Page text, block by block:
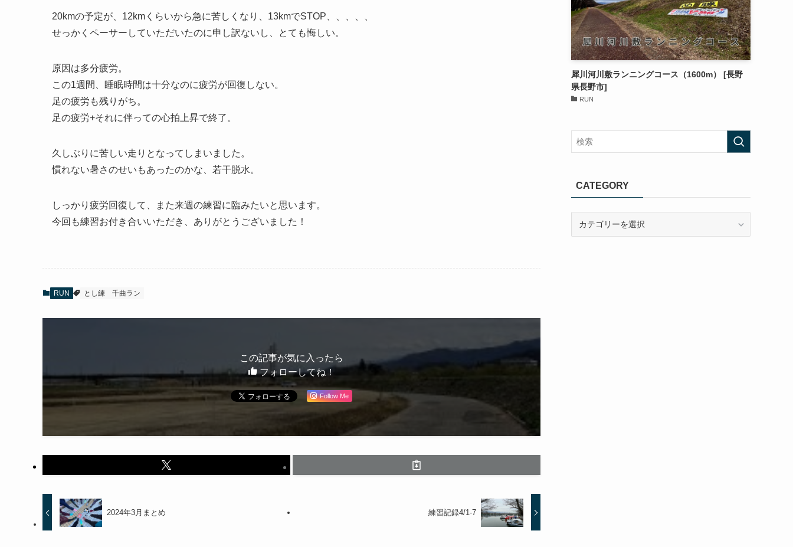
20kmの予定が、12kmくらいから急に苦しくなり、13kmでSTOP、、、、、
せっかくペーサーしていただいたのに申し訳ないし、とても悔しい。
原因は多分疲労。
この1週間、睡眠時間は十分なのに疲労が回復しない。
足の疲労も残りがち。
足の疲労+それに伴っての心拍上昇で終了。
久しぶりに苦しい走りとなってしまいました。
慣れない暑さのせいもあったのかな、若干脱水。
しっかり疲労回復して、また来週の練習に臨みたいと思います。
今回も練習お付き合いいただき、ありがとうございました！
RUN とし練 千曲ラン
この記事が気に入ったら
フォローしてね！
Follow Me
2024年3月まとめ 練習記録4/1-7
犀川河川敷ランニングコース（1600m） [長野
県長野市]
RUN
CATEGORY